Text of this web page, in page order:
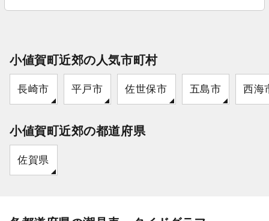
小値賀町近郊の人気市町村
長崎市 平戸市 佐世保市 五島市 西海
小値賀町近郊の都道府県
佐賀県